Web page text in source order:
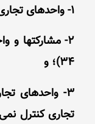
1- واحدهای تجاری فرعی (بندهای 13 تا 22)؛
34)؛ و
3- واحدهای
تجاری کنترل